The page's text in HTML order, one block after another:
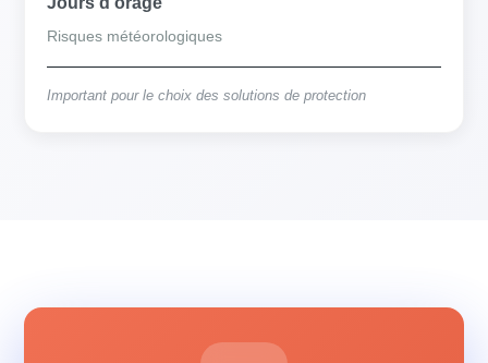
Risques météorologiques
Important pour le choix des solutions de protection